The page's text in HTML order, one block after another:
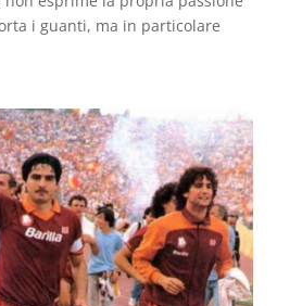
i guanti, ma in particolare